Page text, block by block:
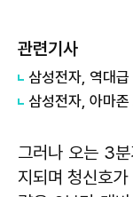
관련기사
그러나 오는 3
지되며 청신호